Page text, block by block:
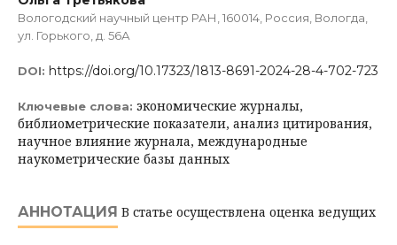
Вологодский научный центр РАН, 160014, Россия, Вологда,
ул. Горького, д. 56А
DOI: https://doi.org/10.17323/1813-8691-2024-28-4-702-723
Ключевые слова: экономические журналы,
библиометрические показатели, анализ цитирования,
научное влияние журнала, международные
наукометрические базы данных
АННОТАЦИЯ В статье осуществлена оценка ведущих